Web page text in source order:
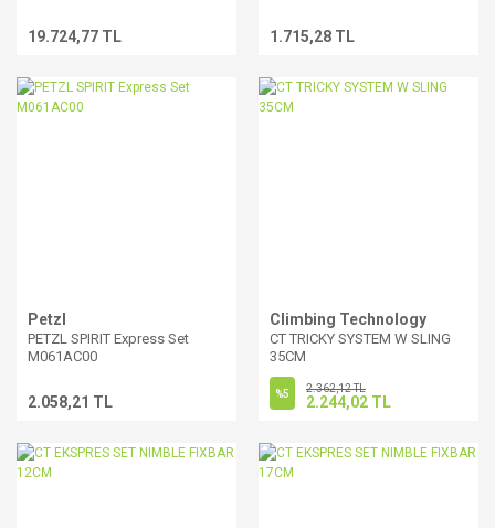
19.724,77 TL 1.715,28 TL
Petzl
PETZL SPIRIT Express Set
M061AC00
2.058,21 TL
Climbing Technology
CT TRICKY SYSTEM W SLING
35CM
%5 2.362,12 TL
2.244,02 TL